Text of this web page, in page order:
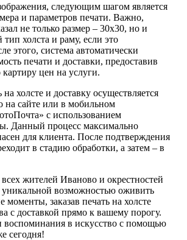
следующим шагом является
и параметров печати. Важно,
не только размер – 30х30, но и
холста и раму, если это
этого, система автоматически
печати и доставки, предоставив
цен на услуги.
на холсте и доставку осуществляется
на сайте или в мобильном
с использованием
Данный процесс максимально
для клиента. После подтверждения
в стадию обработки, а затем – в
жителей Иваново и окрестностей
уникальной возможностью оживить
моменты, заказав печать на холсте
с доставкой прямо к вашему порогу.
воспоминания в искусство с помощью
сегодня!